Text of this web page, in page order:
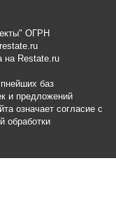
ОГРН
на Restate.ru
баз
и предложений
означает согласие с
обработки